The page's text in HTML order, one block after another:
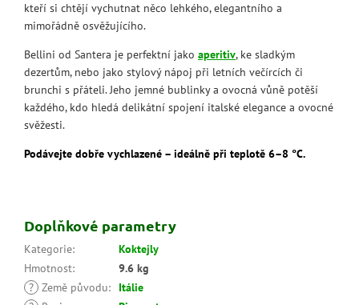
kteří si chtějí vychutnat něco lehkého, elegantního a
mimořádně osvěžujícího.
Bellini od Santera je perfektní jako aperitiv, ke sladkým
dezertům, nebo jako stylový nápoj při letních večírcích či
brunchi s přáteli. Jeho jemné bublinky a ovocná vůně potěší
každého, kdo hledá delikátní spojení italské elegance a ovocné
svěžesti.
Podávejte dobře vychlazené – ideálně při teplotě 6–8 °C.
Doplňkové parametry
Kategorie:
Koktejly
Hmotnost:
9.6 kg
? Země původu:
Itálie